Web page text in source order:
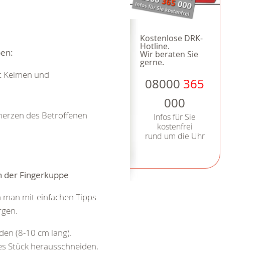
Kostenlose DRK-
Hotline.
Wir beraten Sie
gerne.
08000 365
000
Infos für Sie
kostenfrei
rund um die Uhr
und
des Betroffenen
der Fingerkuppe
mit einfachen Tipps
(8-10 cm lang).
Stück herausschneiden.